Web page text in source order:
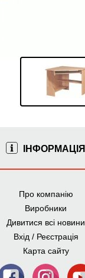
ІНФОРМАЦІЯ
Про компанію
Виробники
Дивитися всі новини
Вхід / Реєстрація
Карта сайту